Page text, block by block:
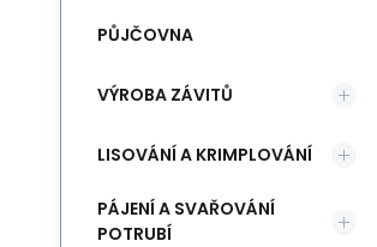
PŮJČOVNA
VÝROBA ZÁVITŮ
LISOVÁNÍ A KRIMPLOVÁNÍ
PÁJENÍ A SVAŘOVÁNÍ
POTRUBÍ